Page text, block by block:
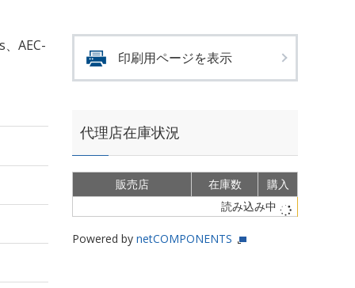
AEC-
印刷用ページを表示
代理店在庫状況
販売店 在庫数
購入
読み込み中
Powered by netCOMPONENTS